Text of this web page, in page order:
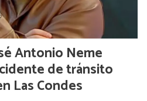
Antonio Neme
de tránsito
Las Condes